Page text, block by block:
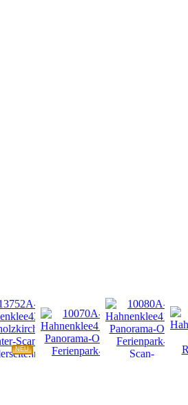
NEU